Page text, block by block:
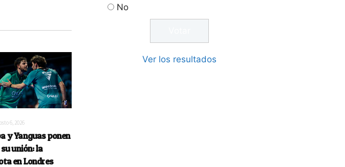
6, 2026
y Yanguas ponen
unión: la
en Londres
No
Ver los resultados